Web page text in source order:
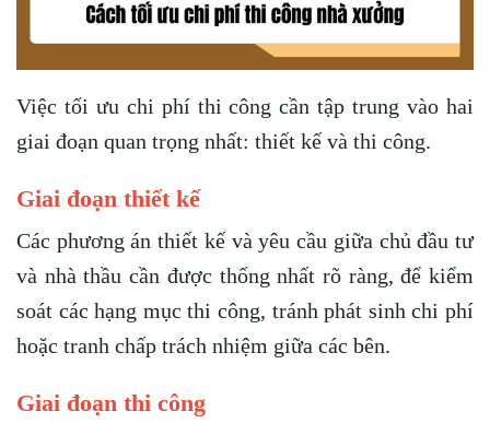
Việc tối ưu chi phí thi công cần tập trung vào hai
giai đoạn quan trọng nhất: thiết kế và thi công.
Giai đoạn thiết kế
Các phương án thiết kế và yêu cầu giữa chủ đầu tư
và nhà thầu cần được thống nhất rõ ràng, để kiểm
soát các hạng mục thi công, tránh phát sinh chi phí
hoặc tranh chấp trách nhiệm giữa các bên.
Giai đoạn thi công